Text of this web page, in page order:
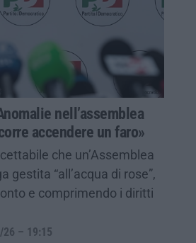
nell’assemblea
accendere un faro»
che un’Assemblea
gestita “all’acqua di rose”,
e comprimendo i diritti
26 – 19:15